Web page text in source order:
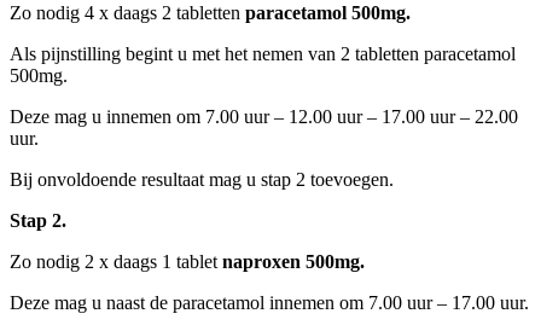
Zo nodig 4 x daags 2 tabletten paracetamol 500mg.
Als pijnstilling begint u met het nemen van 2 tabletten paracetamol
500mg.
Deze mag u innemen om 7.00 uur – 12.00 uur – 17.00 uur – 22.00
uur.
Bij onvoldoende resultaat mag u stap 2 toevoegen.
Stap 2.
Zo nodig 2 x daags 1 tablet naproxen 500mg.
Deze mag u naast de paracetamol innemen om 7.00 uur – 17.00 uur.